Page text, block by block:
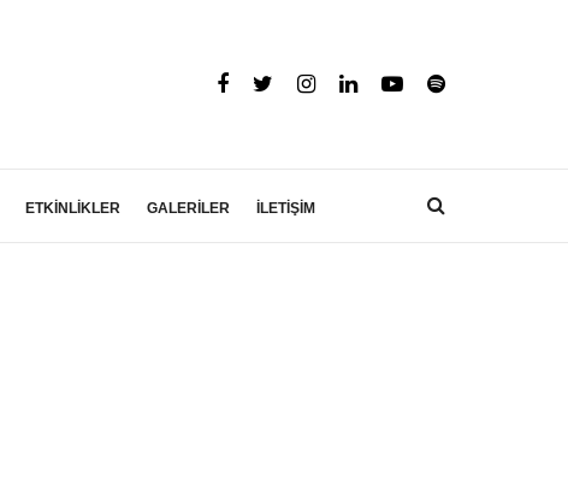
ETKİNLİKLER GALERİLER İLETİŞİM